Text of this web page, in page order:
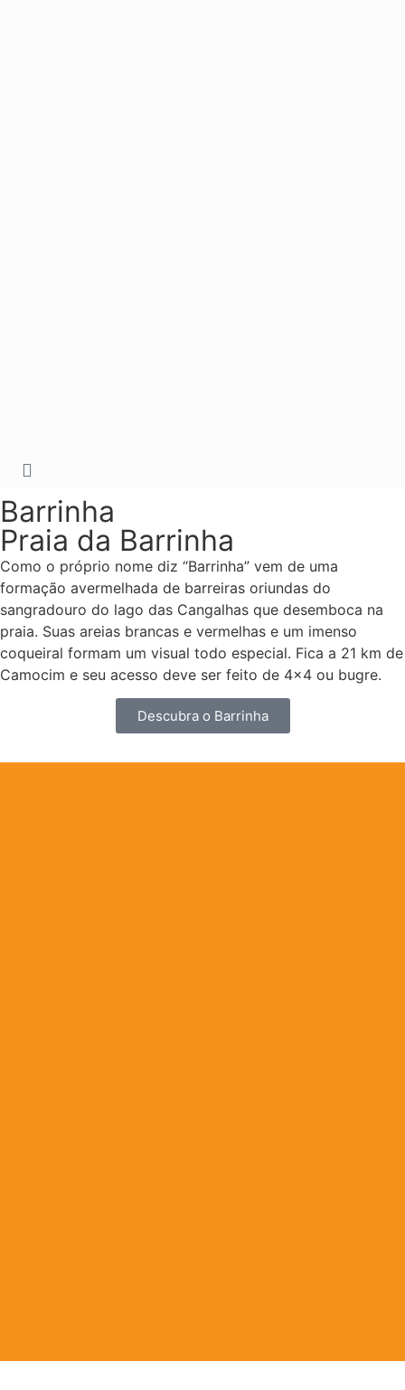
Barrinha
Praia da Barrinha
Como o próprio nome diz “Barrinha” vem de uma
formação avermelhada de barreiras oriundas do
sangradouro do lago das Cangalhas que desemboca na
praia. Suas areias brancas e vermelhas e um imenso
coqueiral formam um visual todo especial. Fica a 21 km de
Camocim e seu acesso deve ser feito de 4×4 ou bugre.
Descubra o Barrinha